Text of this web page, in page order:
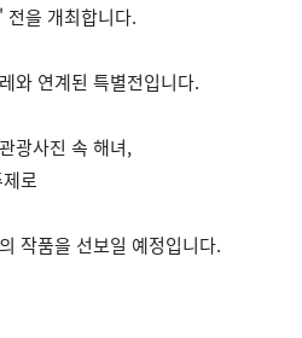
을 개최합니다.
와 연계된 특별전입니다.
광사진 속 해녀,
로
작품을 선보일 예정입니다.